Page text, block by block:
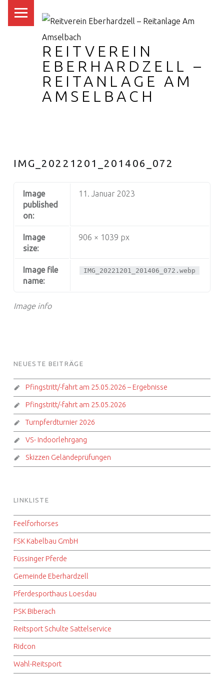
REITVEREIN
EBERHARDZELL –
REITANLAGE AM
AMSELBACH
IMG_20221201_201406_072
Image info
Image
published
on:
11. Januar 2023
Image
size:
906 × 1039 px
Image file
name:
IMG_20221201_201406_072.webp
FOOTER SIDEBAR
NEUESTE BEITRÄGE
Pfingstritt/-fahrt am 25.05.2026 – Ergebnisse
Pfingstritt/-fahrt am 25.05.2026
Turnpferdturnier 2026
VS- Indoorlehrgang
Skizzen Geländeprüfungen
LINKLISTE
Feelforhorses
FSK Kabelbau GmbH
Füssinger Pferde
Gemeinde Eberhardzell
Pferdesporthaus Loesdau
PSK Biberach
Reitsport Schulte Sattelservice
Ridcon
Wahl-Reitsport